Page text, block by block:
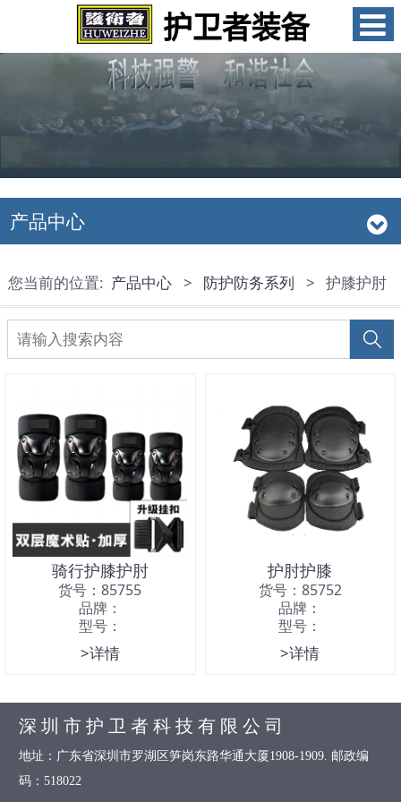
产品中心
您当前的位置: 产品中心 > 防护防务系列 > 护膝护肘
骑行护膝护肘
货号：85755
品牌：
型号：
>详情
护肘护膝
货号：85752
品牌：
型号：
>详情
深 圳 市 护 卫 者 科 技 有 限 公 司
地址：广东省深圳市罗湖区笋岗东路华通大厦1908-1909. 邮政编
码：518022